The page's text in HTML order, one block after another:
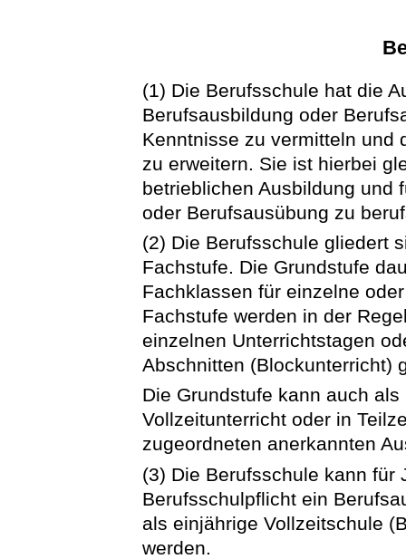
(1) Die Berufsschule hat die
Berufsausbildung oder
Kenntnisse zu vermitteln und
zu erweitern. Sie ist hierbei
betrieblichen Ausbildung und
oder Berufsausübung zu
(2) Die Berufsschule gliedert
Fachstufe. Die Grundstufe
Fachklassen für einzelne
Fachstufe werden in der
einzelnen Unterrichtstagen
Abschnitten (Blockunterricht)
Die Grundstufe kann auch
Vollzeitunterricht oder in
zugeordneten anerkannten
(3) Die Berufsschule kann für
Berufsschulpflicht ein
als einjährige Vollzeitschule
werden.